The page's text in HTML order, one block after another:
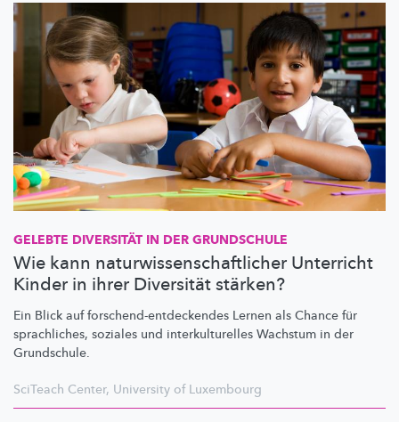
GELEBTE DIVERSITÄT IN DER GRUNDSCHULE
Wie kann naturwissenschaftlicher Unterricht
Kinder in ihrer Diversität stärken?
Ein Blick aufforschend-entdeckendes Lernen als Chance für
sprachliches, soziales und interkulturelles Wachstum in der
Grundschule.
SciTeach Center, University of Luxembourg